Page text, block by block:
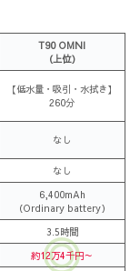
T90 OMNI
（上位）
【低水量・吸引・水拭き】
260分
なし
なし
6,400mAh
（Ordinary battery）
3.5時間
約12万4千円～